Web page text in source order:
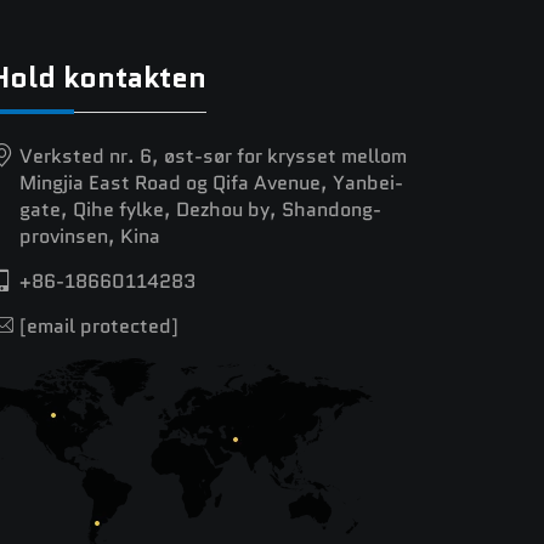
kontakten
Verksted nr. 6, øst-sør for krysset mellom
Mingjia East Road og Qifa Avenue, Yanbei-
gate, Qihe fylke, Dezhou by, Shandong-
provinsen, Kina
+86-18660114283
[email protected]